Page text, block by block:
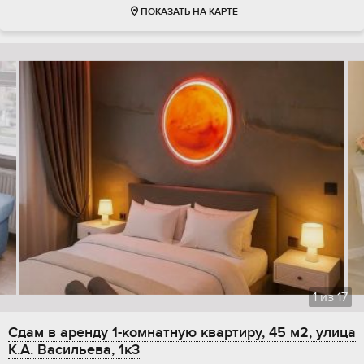
ПОКАЗАТЬ НА КАРТЕ
1из17
Сдам в аренду 1-комнатную квартиру, 45 м2, улица
К.А. Васильева, 1к3